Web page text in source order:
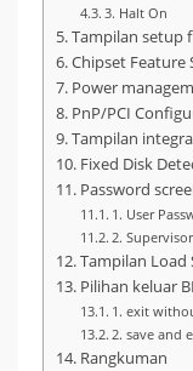
3. Halt On
Tampilan setup
Chipset Feature
Power
PnP/PCI
Tampilan
Fixed Disk
Password
1. User
2.
Tampilan Load
Pilihan keluar
1. exit
2. save and
Rangkuman